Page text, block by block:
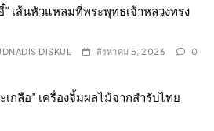
” เส้นหัวแหลมที่พระพุทธเจ้าหลวงทรง
DISKUL สิงหาคม 5, 2026 0
เกลือ” เครื่องจิ้มผลไม้จากสำรับไทย